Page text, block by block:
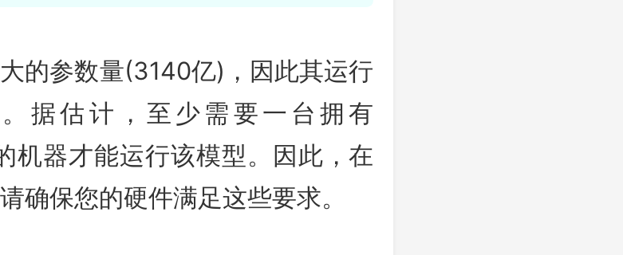
的参数量(3140亿)，因此其运行
据估计，至少需要一台拥有
机器才能运行该模型。因此，在
确保您的硬件满足这些要求。